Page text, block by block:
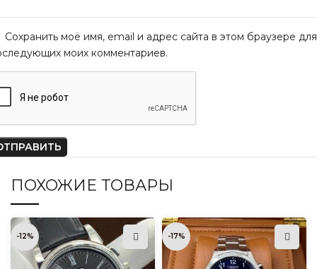
Сохранить моё имя, email и адрес сайта в этом браузере для
моих комментариев.
ПОХОЖИЕ ТОВАРЫ
-12% -17%